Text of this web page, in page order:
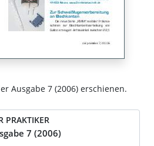
Ausgabe 7 (2006) erschienen.
PRAKTIKER
7 (2006)